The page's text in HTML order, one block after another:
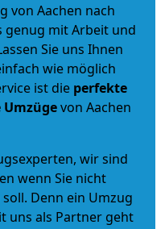
von Aachen nach
genug mit Arbeit und
Sie uns Ihnen
wie möglich
ist die perfekte
von Aachen
wir sind
wenn Sie nicht
Denn ein Umzug
uns als Partner geht